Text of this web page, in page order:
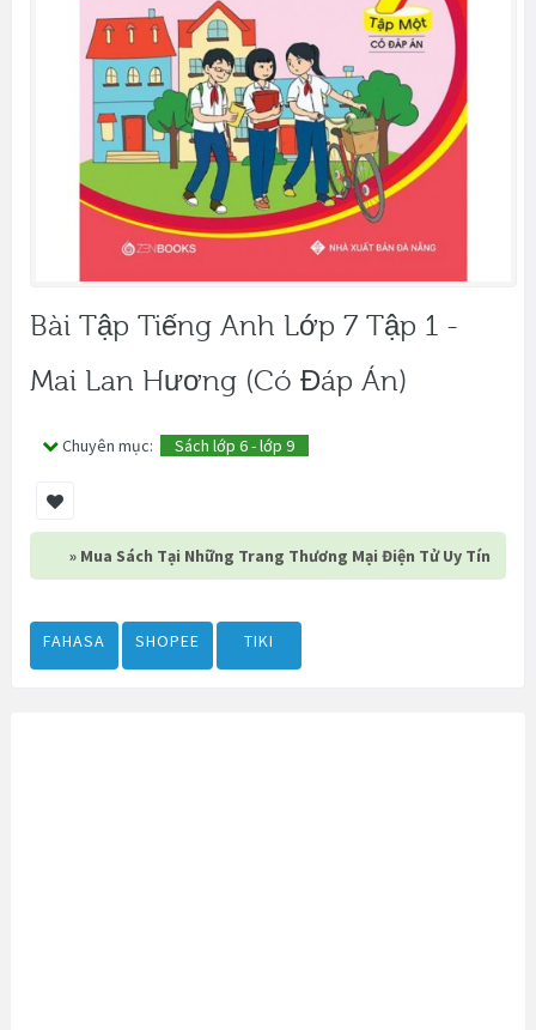
Bài Tập Tiếng Anh Lớp 7 Tập 1 -
Mai Lan Hương (Có Đáp Án)
Chuyên mục: Sách lớp 6 - lớp 9
» Mua Sách Tại Những Trang Thương Mại Điện Tử Uy Tín
FAHASA SHOPEE TIKI